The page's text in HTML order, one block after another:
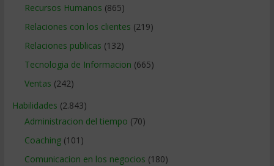
Recursos Humanos (865)
Relaciones con los clientes (219)
Relaciones publicas (132)
Tecnologia de Informacion (665)
Ventas (242)
Habilidades (2.843)
Administracion del tiempo (70)
Coaching(101)
Comunicacion en los negocios (180)